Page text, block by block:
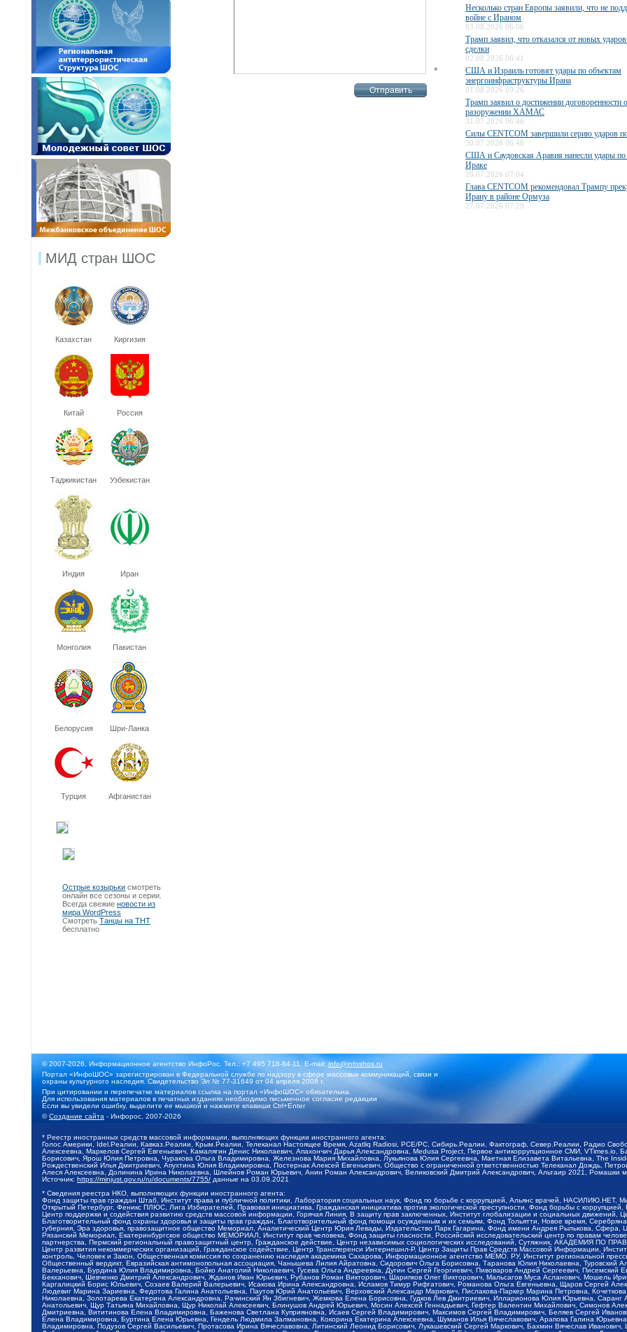
МИД стран ШОС
Казахстан Киргизия
Китай Россия
Таджикистан Узбекистан
Индия Иран
Монголия Пакистан
Белорусия Шри-Ланка
Турция Афганистан
Острые козырьки смотреть
онлайн все сезоны и серии.
Всегда свежие новости из
мира WordPress
Смотреть Танцы на ТНТ
бесплатно
*
Несколько стран Европы заявили, что не
войне с Ираном
03.08.2026 06:06
Трамп заявил, что отказался от новых
сделки
02.08.2026 06:41
США и Израиль готовят удары по объектам
энергоинфраструктуры Ирана
01.08.2026 09:26
Трамп заявил о достижении договоренности
разоружении ХАМАС
31.07.2026 06:46
Силы CENTCOM завершили серию ударов
30.07.2026 06:46
США и Саудовская Аравия нанесли удары по
Ираке
29.07.2026 07:04
Глава CENTCOM рекомендовал Трампу
Ирану в районе Ормуза
27.07.2026 07:29
© 2007-2026, Информационное агентство ИнфоРос. Тел.: +7 495 718-84-11, E-mail:info@infoshos.ru
Портал «ИнфоШОС» зарегистрирован в Федеральной службе по надзору в сфере массовых коммуникаций, связи и
охраны культурного наследия. Свидетельство Эл № 77-31649 от 04 апреля 2008 г.
При цитировании и перепечатке материалов ссылка на портал «ИнфоШОС» обязательна.
Для использования материалов в печатных изданиях необходимо письменное согласие редакции
Если вы увидели ошибку, выделите ее мышкой и нажмите клавиши Ctrl+Enter
©Создание сайта - Инфорос, 2007-2026
* Реестр иностранных средств массовой информации, выполняющих функции иностранного агента:
Голос Америки, Idel.Реалии, Кавказ.Реалии, Крым.Реалии, Телеканал Настоящее Время, Azatliq Radiosi, PCE/PC, Сибирь.Реалии, Фактограф, Север.Реалии, Радио
Алексеевна, Маркелов Сергей Евгеньевич, Камалягин Денис Николаевич, Апахончич Дарья Александровна, Medusa Project, Первое антикоррупционное СМИ,
Борисович, Ярош Юлия Петровна, Чуракова Ольга Владимировна, Железнова Мария Михайловна, Лукьянова Юлия Сергеевна, Маетная Елизавета Витальевна, The
Рождественский Илья Дмитриевич, Апухтина Юлия Владимировна, Постернак Алексей Евгеньевич, Общество с ограниченной ответственностью Телеканал Дождь,
Алеся Алексеевна, Долинина Ирина Николаевна, Шлейнов Роман Юрьевич, Анин Роман Александрович, Великовский Дмитрий Александрович, Альтаир 2021, Ромашки
Источник: https://minjust.gov.ru/ru/documents/7755/ данные на 03.09.2021
* Сведения реестра НКО, выполняющих функции иностранного агента:
Фонд защиты прав граждан Штаб, Институт права и публичной политики, Лаборатория социальных наук, Фонд по борьбе с коррупцией, Альянс врачей,
Открытый Петербург, Феникс ПЛЮС, Лига Избирателей, Правовая инициатива, Гражданская инициатива против экологической преступности, Фонд борьбы с
Центр поддержки и содействия развитию средств массовой информации, Горячая Линия, В защиту прав заключенных, Институт глобализации и социальных
Благотворительный фонд охраны здоровья и защиты прав граждан, Благотворительный фонд помощи осужденным и их семьям, Фонд Тольятти, Новое время,
губерния, Эра здоровья, правозащитное общество Мемориал, Аналитический Центр Юрия Левады, Издательство Парк Гагарина, Фонд имени Андрея Рылькова,
Рязанский Мемориал, Екатеринбургское общество МЕМОРИАЛ, Институт прав человека, Фонд защиты гласности, Российский исследовательский центр по правам
партнерства, Пермский региональный правозащитный центр, Гражданское действие, Центр независимых социологических исследований, Сутяжник, АКАДЕМИЯ ПО
Центр развития некоммерческих организаций, Гражданское содействие, Центр Трансперенси Интернешнл-Р, Центр Защиты Прав Средств Массовой Информации,
контроль, Человек и Закон, Общественная комиссия по сохранению наследия академика Сахарова, Информационное агентство МЕМО. РУ, Институт региональной
Общественный вердикт, Евразийская антимонопольная ассоциация, Чанышева Лилия Айратовна, Сидорович Ольга Борисовна, Таранова Юлия Николаевна, Туровский
Валерьевна, Бурдина Юлия Владимировна, Бойко Анатолий Николаевич, Гусева Ольга Андреевна, Дугин Сергей Георгиевич, Пивоваров Андрей Сергеевич, Писемский
Бекханович, Шевченко Дмитрий Александрович, Жданов Иван Юрьевич, Рубанов Роман Викторович, Шарипков Олег Викторович, Мальсагов Муса Асланович, Мошель
Каргалицкий Борис Юльевич, Созаев Валерий Валерьевич, Исакова Ирина Александровна, Исламов Тимур Рифгатович, Романова Ольга Евгеньевна, Щаров Сергей
Людевиг Марина Зариевна, Федотова Галина Анатольевна, Паутов Юрий Анатольевич, Верховский Александр Маркович, Пислакова-Паркер Марина Петровна,
Николаевна, Золотарева Екатерина Александровна, Рачинский Ян Збигневич, Жемкова Елена Борисовна, Гудков Лев Дмитриевич, Илларионова Юлия Юрьевна,
Анатольевич, Щур Татьяна Михайловна, Щур Николай Алексеевич, Блинушов Андрей Юрьевич, Мосин Алексей Геннадьевич, Гефтер Валентин Михайлович, Симонов
Дмитриевна, Вититинова Елена Владимировна, Баженова Светлана Куприяновна, Исаев Сергей Владимирович, Максимов Сергей Владимирович, Беляев Сергей
Елена Владимировна, Буртина Елена Юрьевна, Гендель Людмила Залмановна, Кокорина Екатерина Алексеевна, Шуманов Илья Вячеславович, Арапова Галина
Владимировна, Подузов Сергей Васильевич, Протасова Ирина Вячеславовна, Литинский Леонид Борисович, Лукашевский Сергей Маркович, Бахмин Вячеслав